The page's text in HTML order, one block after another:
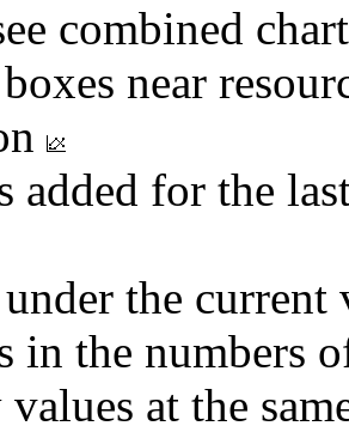
combined
near
added for the
the
in the numbers
at the